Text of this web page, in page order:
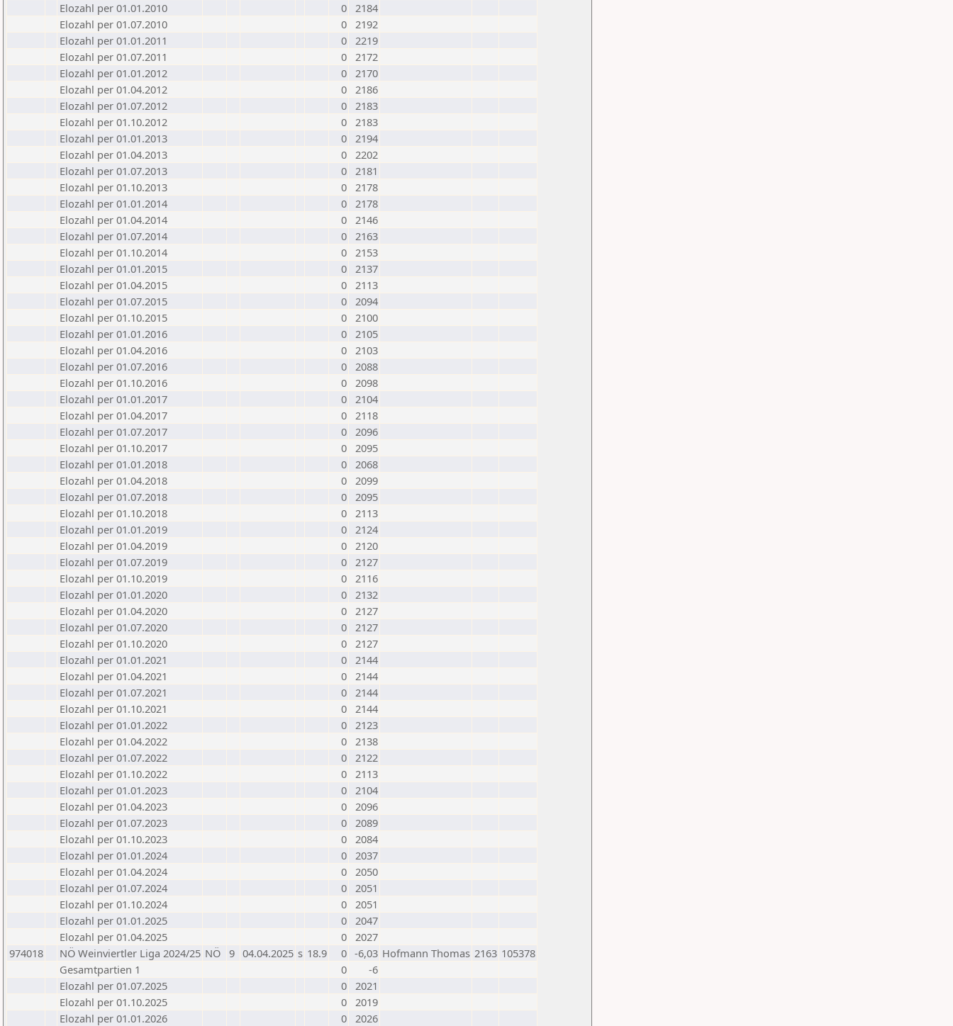
Elozahl per 01.01.2010
0 2184
Elozahl per 01.07.2010
0 2192
Elozahl per 01.01.2011
0 2219
Elozahl per 01.07.2011
0 2172
Elozahl per 01.01.2012
0 2170
Elozahl per 01.04.2012
0 2186
Elozahl per 01.07.2012
0 2183
Elozahl per 01.10.2012
0 2183
Elozahl per 01.01.2013
0 2194
Elozahl per 01.04.2013
0 2202
Elozahl per 01.07.2013
0 2181
Elozahl per 01.10.2013
0 2178
Elozahl per 01.01.2014
0 2178
Elozahl per 01.04.2014
0 2146
Elozahl per 01.07.2014
0 2163
Elozahl per 01.10.2014
0 2153
Elozahl per 01.01.2015
0 2137
Elozahl per 01.04.2015
0 2113
Elozahl per 01.07.2015
0 2094
Elozahl per 01.10.2015
0 2100
Elozahl per 01.01.2016
0 2105
Elozahl per 01.04.2016
0 2103
Elozahl per 01.07.2016
0 2088
Elozahl per 01.10.2016
0 2098
Elozahl per 01.01.2017
0 2104
Elozahl per 01.04.2017
0 2118
Elozahl per 01.07.2017
0 2096
Elozahl per 01.10.2017
0 2095
Elozahl per 01.01.2018
0 2068
Elozahl per 01.04.2018
0 2099
Elozahl per 01.07.2018
0 2095
Elozahl per 01.10.2018
0 2113
Elozahl per 01.01.2019
0 2124
Elozahl per 01.04.2019
0 2120
Elozahl per 01.07.2019
0 2127
Elozahl per 01.10.2019
0 2116
Elozahl per 01.01.2020
0 2132
Elozahl per 01.04.2020
0 2127
Elozahl per 01.07.2020
0 2127
Elozahl per 01.10.2020
0 2127
Elozahl per 01.01.2021
0 2144
Elozahl per 01.04.2021
0 2144
Elozahl per 01.07.2021
0 2144
Elozahl per 01.10.2021
0 2144
Elozahl per 01.01.2022
0 2123
Elozahl per 01.04.2022
0 2138
Elozahl per 01.07.2022
0 2122
Elozahl per 01.10.2022
0 2113
Elozahl per 01.01.2023
0 2104
Elozahl per 01.04.2023
0 2096
Elozahl per 01.07.2023
0 2089
Elozahl per 01.10.2023
0 2084
Elozahl per 01.01.2024
0 2037
Elozahl per 01.04.2024
0 2050
Elozahl per 01.07.2024
0 2051
Elozahl per 01.10.2024
0 2051
Elozahl per 01.01.2025
0 2047
Elozahl per 01.04.2025
0 2027
974018
NÖ Weinviertler Liga 2024/25 NÖ 9 04.04.2025 s 18.9 0 -6,03 Hofmann Thomas 2163 105378
Gesamtpartien 1
0
-6
Elozahl per 01.07.2025
0 2021
Elozahl per 01.10.2025
0 2019
Elozahl per 01.01.2026
0 2026